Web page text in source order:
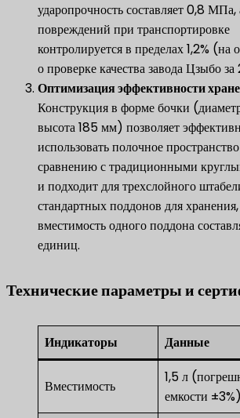
ударопрочность составляет 0,8 МПа,
повреждений при транспортировке
контролируется в пределах 1,2% (на
о проверке качества завода Цзыбо
Оптимизация эффективности
Конструкция в форме бочки
высота 185 мм) позволяет
использовать полочное
сравнению с традиционными
и подходит для трехслойного
стандартных поддонов для
вместимость одного поддона
единиц.
Технические параметры и
Индикаторы Данные
Вместимость
1,5 л
емкости ±3%)